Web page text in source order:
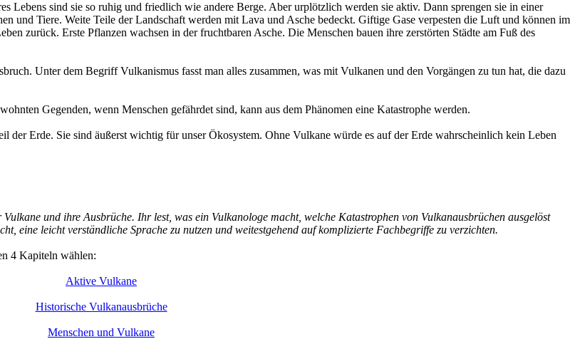
Lebens sind sie so ruhig und friedlich wie andere Berge. Aber urplötzlich werden sie aktiv. Dann sprengen sie in einer
und Tiere. Weite Teile der Landschaft werden mit Lava und Asche bedeckt. Giftige Gase verpesten die Luft und können im
zurück. Erste Pflanzen wachsen in der fruchtbaren Asche. Die Menschen bauen ihre zerstörten Städte am Fuß des
Unter dem Begriff Vulkanismus fasst man alles zusammen, was mit Vulkanen und den Vorgängen zu tun hat, die dazu
Gegenden, wenn Menschen gefährdet sind, kann aus dem Phänomen eine Katastrophe werden.
der Erde. Sie sind äußerst wichtig für unser Ökosystem. Ohne Vulkane würde es auf der Erde wahrscheinlich kein Leben
und ihre Ausbrüche. Ihr lest, was ein Vulkanologe macht, welche Katastrophen von Vulkanausbrüchen ausgelöst
eine leicht verständliche Sprache zu nutzen und weitestgehend auf komplizierte Fachbegriffe zu verzichten.
4 Kapiteln wählen:
Aktive Vulkane
Historische Vulkanausbrüche
Menschen und Vulkane